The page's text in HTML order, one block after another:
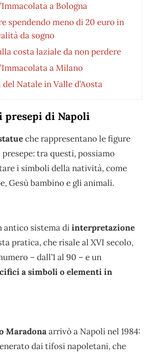
a Bologna
spendendo meno di 20 euro in
da sogno
costa laziale da non perdere
a Milano
Natale in Valle d’Aosta
presepi di Napoli
che rappresentano le figure
tra questi, possiamo
i simboli della natività, come
Gesù bambino e gli animali.
antico sistema diinterpretazione
pratica, che risale al XVI secolo,
– dall’1 al 90 – e un
a simboli o elementi in
Maradonaarrivò a Napoli nel 1984:
dai tifosi napoletani, che